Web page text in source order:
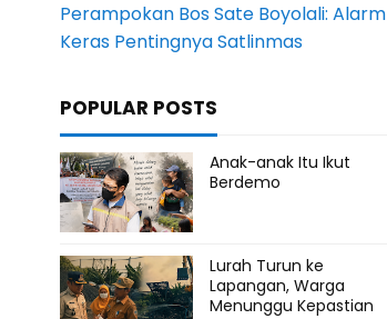
Perampokan Bos Sate Boyolali: Alarm
Keras Pentingnya Satlinmas
POPULAR POSTS
Anak-anak Itu Ikut
Berdemo
Lurah Turun ke
Lapangan, Warga
Menunggu Kepastian